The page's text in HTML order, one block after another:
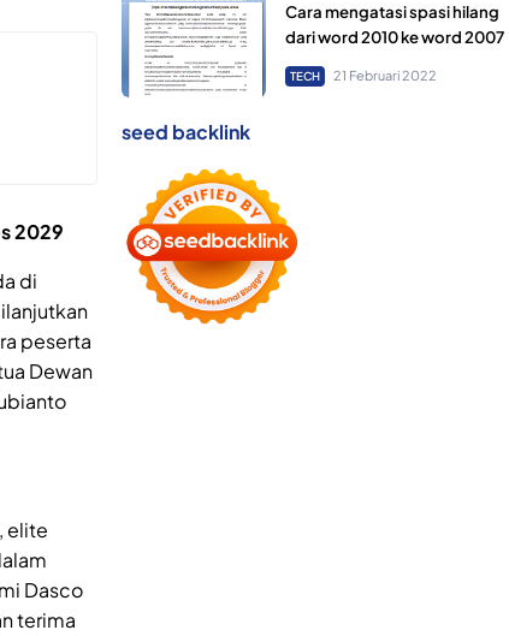
2029
di
peserta
Dewan
elite
Dasco
terima
Cara mengatasi spasi hilang
dari word 2010 ke word 2007
TECH 21 Februari 2022
seed backlink